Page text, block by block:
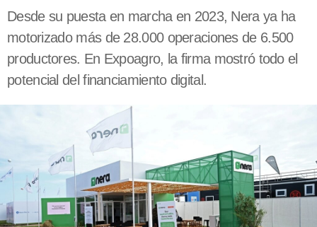
Desde su puesta en marcha en 2023, Nera ya ha
motorizado más de 28.000 operaciones de 6.500
productores. En Expoagro, la firma mostró todo el
potencial del financiamiento digital.